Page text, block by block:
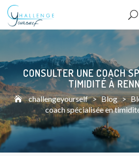
CONSULTER UNE COACH
TIMIDITÉ À
challengeyourself > Blog >
coach spécialisée en